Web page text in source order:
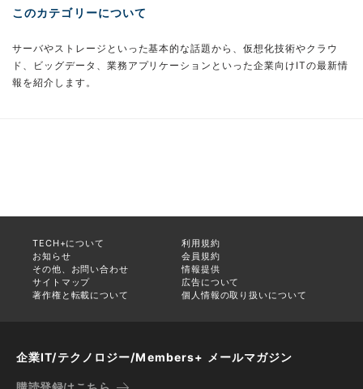
このカテゴリーについて
サーバやストレージといった基本的な話題から、仮想化技術やクラウ
ド、ビッグデータ、業務アプリケーションといった企業向けITの最新情
報を紹介します。
TECH+について
利用規約
お知らせ
会員規約
その他、お問い合わせ
情報提供
サイトマップ
広告について
著作権と転載について
個人情報の取り扱いについて
企業IT/テクノロジー/Members+ メールマガジン